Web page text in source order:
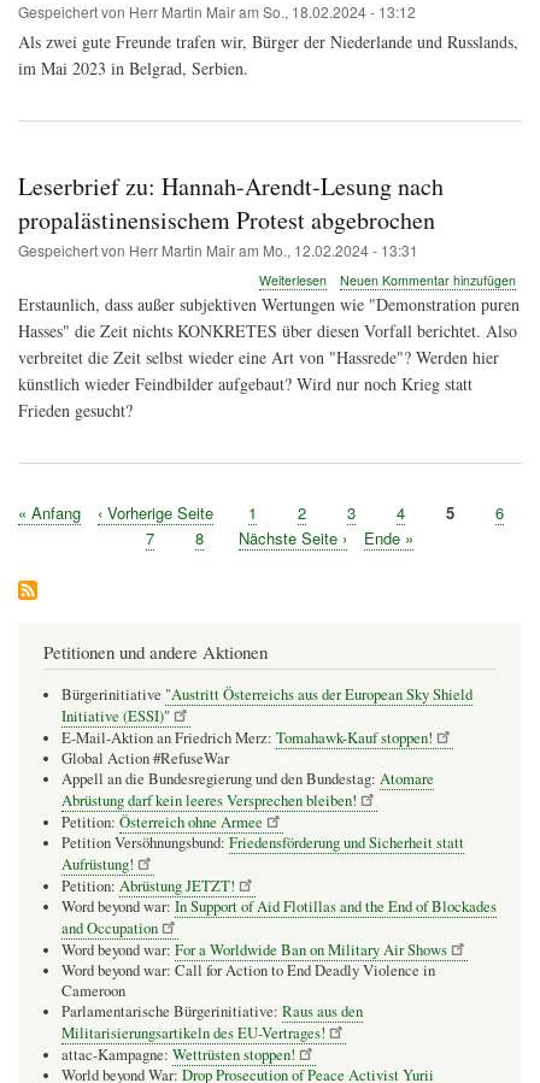
Gespeichert von Herr Martin Mairam So., 18.02.2024 - 13:12
Als zwei gute Freunde trafen wir, Bürger der Niederlande und Russlands,
im Mai 2023 in Belgrad, Serbien.
Leserbrief zu: Hannah-Arendt-Lesung nach
propalästinensischem Protest abgebrochen
Gespeichert von Herr Martin Mairam Mo., 12.02.2024 - 13:31
Weiterlesenüber
Leserbrief
Hannah-
Arendt-
Lesung
abgebrochen
Neuen Kommentar hinzufügen
Erstaunlich, dass außer subjektiven Wertungen wie "Demonstration puren
Hasses" die Zeit nichts KONKRETES über diesen Vorfall berichtet. Also
verbreitet die Zeit selbst wieder eine Art von "Hassrede"? Werden hier
künstlich wieder Feindbilder aufgebaut? Wird nur noch Krieg statt
Frieden gesucht?
Seitennummerierung
Erste
« Anfang
Vorherige
‹ Vorherige Seite Seite
1 Seite
2 Seite
3 Seite
4 Seite
5 Seite
6
Seite
7 Seite
8
Nächste
Nächste Seite ›
Letzte
Ende »
Petitionen und andere Aktionen
Bürgerinitiative "Austritt Österreichs aus der European Sky Shield
Initiative (ESSI)"
E-Mail-Aktion an Friedrich Merz: Tomahawk-Kauf stoppen!
Global Action #RefuseWar
Appell an die Bundesregierung und den Bundestag: Atomare
Abrüstung darf kein leeres Versprechen bleiben!
Petition: Österreich ohne Armee
Petition Versöhnungsbund: Friedensförderung und Sicherheit statt
Aufrüstung!
Petition: Abrüstung JETZT!
Word beyond war: In Support of Aid Flotillas and the End of Blockades
and Occupation
Word beyond war: For a Worldwide Ban on Military Air Shows
Word beyond war: Call for Action to End Deadly Violence in
Cameroon
Parlamentarische Bürgerinitiative: Raus aus den
Militarisierungsartikeln des EU-Vertrages!
attac-Kampagne: Wettrüsten stoppen!
World beyond War: Drop Prosecution of Peace Activist Yurii